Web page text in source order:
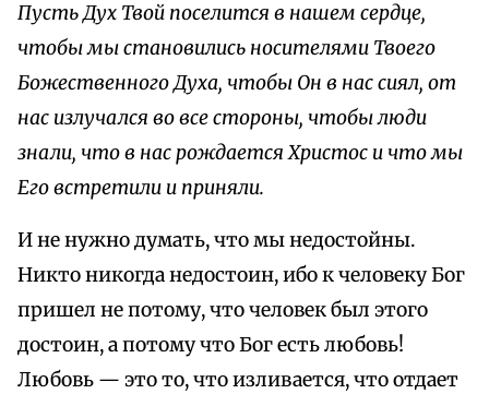
Пусть Дух Твой поселится в нашем сердце,
чтобы мы становились носителями Твоего
Божественного Духа, чтобы Он в нас сиял, от
нас излучался во все стороны, чтобы люди
знали, что в нас рождается Христос и что мы
Его встретили и приняли.
И не нужно думать, что мы недостойны.
Никто никогда недостоин, ибо к человеку Бог
пришел не потому, что человек был этого
достоин, а потому что Бог есть любовь!
Любовь — это то, что изливается, что отдает